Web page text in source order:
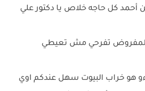
أحمد كل حاجه خلاص يا دكتور علي
المفروض تفرحي مش تعيطي
هو خراب البيوت سهل عندكم اوي